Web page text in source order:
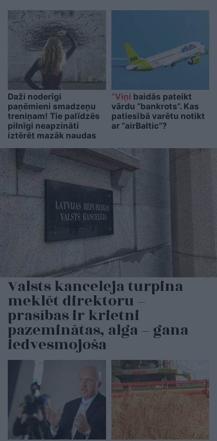
Daži noderīgi
paņēmieni smadzeņu
treniņam! Tie palīdzēs
pilnīgi neapzināti
iztērēt mazāk naudas
“Viņi baidās pateikt
vārdu “bankrots”. Kas
patiesībā varētu notikt
ar “airBaltic”?
Valsts kanceleja turpina
meklēt direktoru –
prasības ir krietni
pazeminātas, alga – gana
iedvesmojoša